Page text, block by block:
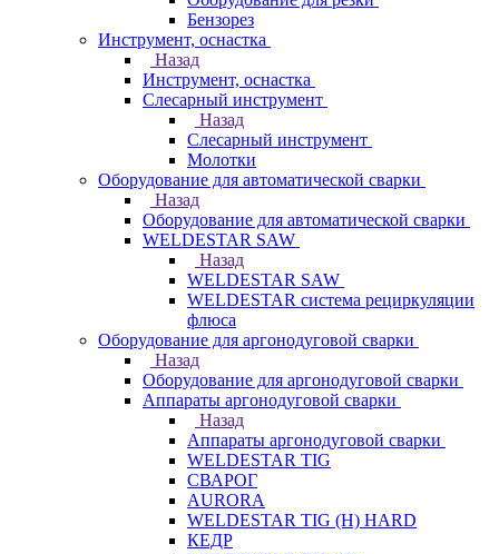
Бензорез
Инструмент, оснастка
Назад
Инструмент, оснастка
Слесарный инструмент
Назад
Слесарный инструмент
Молотки
Оборудование для автоматической сварки
Назад
Оборудование для автоматической сварки
WELDESTAR SAW
Назад
WELDESTAR SAW
WELDESTAR система рециркуляции
флюса
Оборудование для аргонодуговой сварки
Назад
Оборудование для аргонодуговой сварки
Аппараты аргонодуговой сварки
Назад
Аппараты аргонодуговой сварки
WELDESTAR TIG
СВАРОГ
AURORA
WELDESTAR TIG (H) HARD
КЕДР